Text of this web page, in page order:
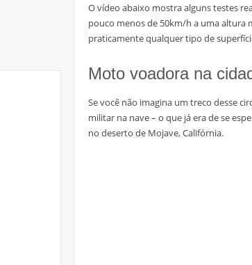
O vídeo abaixo mostra alguns testes
pouco menos de 50km/h a uma altura
praticamente qualquer tipo de
Moto voadora na
Se você não imagina um treco desse
militar na nave – o que já era de se
no deserto de Mojave, Califórnia.